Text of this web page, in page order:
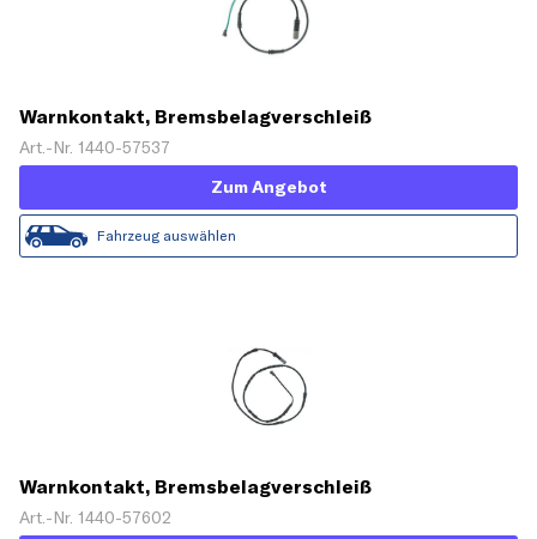
Warnkontakt, Bremsbelagverschleiß
Art.-Nr. 1440-57537
Zum Angebot
Fahrzeug auswählen
Warnkontakt, Bremsbelagverschleiß
Art.-Nr. 1440-57602